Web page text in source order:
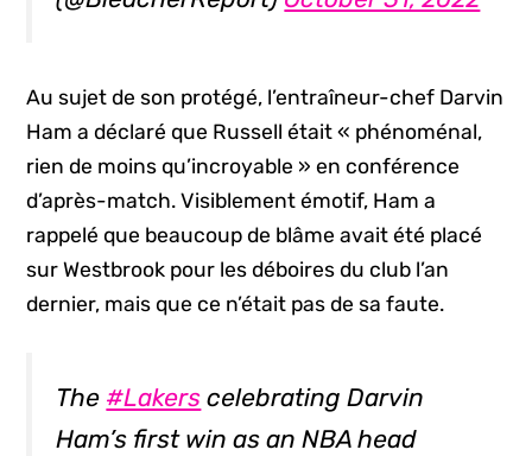
Au sujet de son protégé, l’entraîneur-chef Darvin
Ham a déclaré que Russell était « phénoménal,
rien de moins qu’incroyable » en conférence
d’après-match. Visiblement émotif, Ham a
rappelé que beaucoup de blâme avait été placé
sur Westbrook pour les déboires du club l’an
dernier, mais que ce n’était pas de sa faute.
The #Lakers celebrating Darvin
Ham’s first win as an NBA head